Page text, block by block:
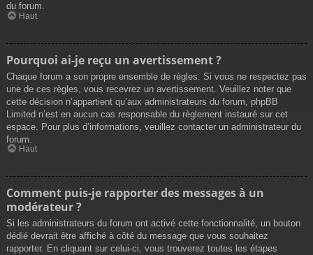
du forum.
Haut
Pourquoi ai-je reçu un avertissement ?
Chaque forum a son propre ensemble de règles. Si vous ne respectez pas
une de ces règles, vous recevrez un avertissement. Veuillez noter que
cette décision n’appartient qu’aux administrateurs du forum, phpBB
Limited n’est en aucun cas responsable du règlement instauré sur cet
espace. Pour plus d’informations, veuillez contacter un administrateur du
forum.
Haut
Comment puis-je rapporter des messages à un
modérateur ?
Si les administrateurs du forum ont activé cette fonctionnalité, un bouton
dédié devrait être affiché à côté du message que vous souhaitez
rapporter. En cliquant sur celui-ci, vous trouverez toutes les étapes